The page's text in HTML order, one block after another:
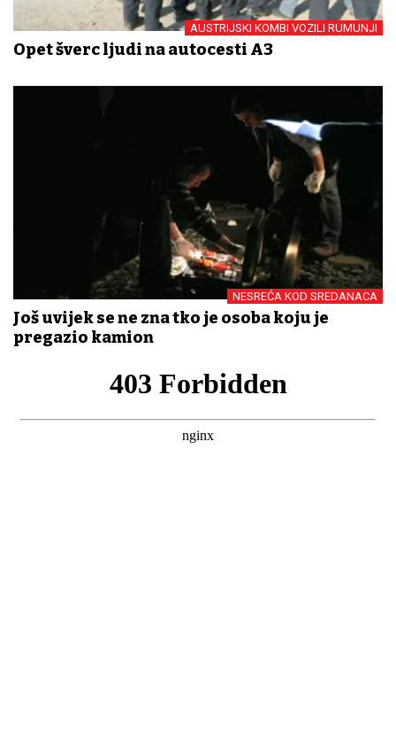
AUSTRIJSKI KOMBI VOZILI RUMUNJI
Opet šverc ljudi na autocesti A3
NESREĆA KOD SREDANACA
Još uvijek se ne zna tko je osoba koju je
pregazio kamion